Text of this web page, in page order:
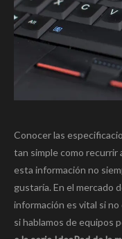
Conocer las
tan simple como recurrir
esta información no
gustaría. En el mercado
información es vital si
si hablamos de equipos